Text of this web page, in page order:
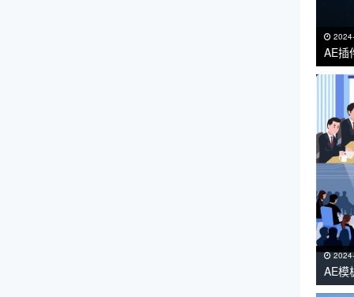
AE插
VC
AE模
课工